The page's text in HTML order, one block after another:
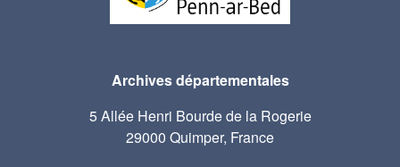
Archives départementales
5 Allée Henri Bourde de la Rogerie
29000 Quimper, France